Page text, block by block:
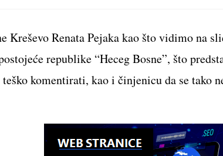
Kreševo Renata Pejaka kao što vidimo na
republike “Heceg Bosne”, što
komentirati, kao i činjenicu da se tako